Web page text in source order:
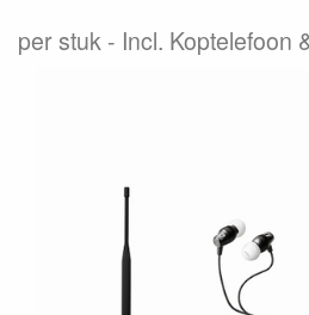
per stuk Incl. Koptelefoon